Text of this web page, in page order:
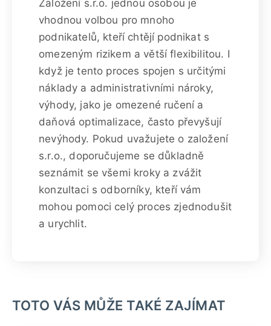
Založení s.r.o. jednou osobou je
vhodnou volbou pro mnoho
podnikatelů, kteří chtějí podnikat s
omezeným rizikem a větší flexibilitou. I
když je tento proces spojen s určitými
náklady a administrativními nároky,
výhody, jako je omezené ručení a
daňová optimalizace, často převyšují
nevýhody. Pokud uvažujete o založení
s.r.o., doporučujeme se důkladně
seznámit se všemi kroky a zvážit
konzultaci s odborníky, kteří vám
mohou pomoci celý proces zjednodušit
a urychlit.
TOTO VÁS MŮŽE TAKÉ ZAJÍMAT